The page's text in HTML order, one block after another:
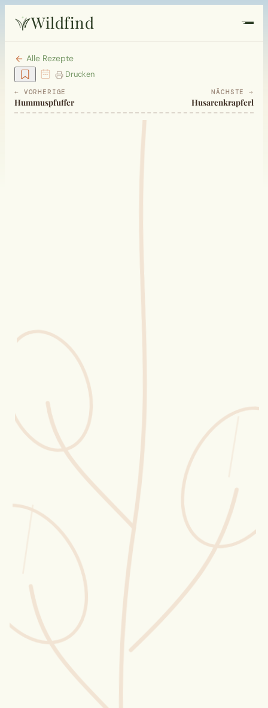
Wildfind
Startseite
Pflanzen
Blüten-Finder
Phänologie-Radar
Vogelstimmen
Gartenplaner
Düngeberater
Challenges
Wusstest du?
Sammlungen
Selber machen
Glossar
Alle Rezepte
Drucken
← VORHERIGE
Hummuspfuffer
NÄCHSTE →
Husarenkrapferl